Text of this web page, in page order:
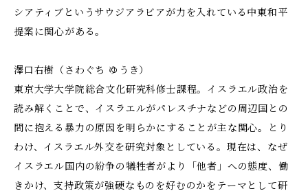
シアティブというサウジアラビアが力を入れている中東和平
提案に関心がある。
澤口右樹（さわぐち ゆうき）
東京大学大学院総合文化研究科修士課程。イスラエル政治を
読み解くことで、イスラエルがパレスチナなどの周辺国との
間に抱える暴力の原因を明らかにすることが主な関心。とり
わけ、イスラエル外交を研究対象としている。現在は、なぜ
イスラエル国内の紛争の犠牲者がより「他者」への態度、働
きかけ、支持政策が強硬なものを好むのかをテーマとして研